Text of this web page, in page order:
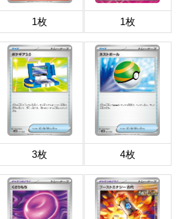
1枚 1枚
3枚 4枚